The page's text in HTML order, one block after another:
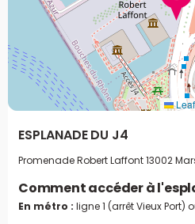
ESPLANADE DU J4
Promenade Robert Laffont13002
Comment accéder à
En métro : ligne 1 (arrêt Vieux Port)